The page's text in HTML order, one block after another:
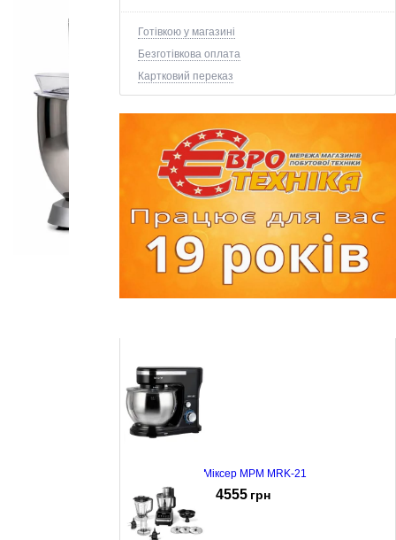
Готівкою у магазині
Безготівкова оплата
Картковий переказ
Міксер MPM MRK-21
4555 грн